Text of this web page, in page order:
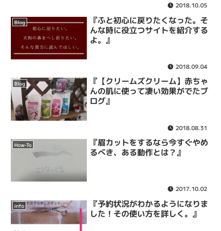
2018.10.05
Blog
『ふと初心に戻りたくなった。そ
んな時に役立つサイトを紹介する
よ。』
2018.09.04
Blog
『【クリームズクリーム】赤ちゃ
んの肌に使って凄い効果がでたブ
ログ』
2018.08.31
How-To
『眉カットをするなら今すぐやめ
るべき、ある動作とは？』
2017.10.02
info
『予約状況がわかるようになりま
した！その使い方を詳しく。』